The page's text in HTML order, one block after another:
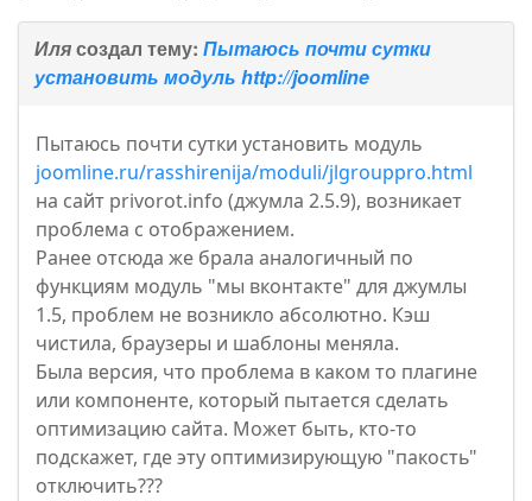
Илясоздал тему: Пытаюсь почти сутки
установить модуль http://joomline
Пытаюсь почти сутки установить модуль
joomline.ru/rasshirenija/moduli/jlgrouppro.html
на сайт privorot.info (джумла 2.5.9), возникает
проблема с отображением.
Ранее отсюда же брала аналогичный по
функциям модуль "мы вконтакте" для джумлы
1.5, проблем не возникло абсолютно. Кэш
чистила, браузеры и шаблоны меняла.
Была версия, что проблема в каком то плагине
или компоненте, который пытается сделать
оптимизацию сайта. Может быть, кто-то
подскажет, где эту оптимизирующую "пакость"
отключить???